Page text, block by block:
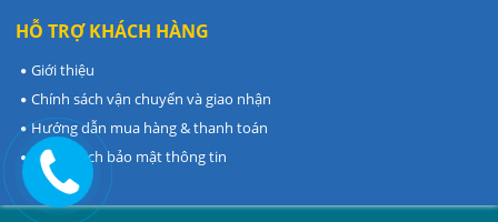
HỖ TRỢ KHÁCH HÀNG
Giới thiệu
Chính sách vận chuyển và giao nhận
Hướng dẫn mua hàng & thanh toán
Chính sách bảo mật thông tin